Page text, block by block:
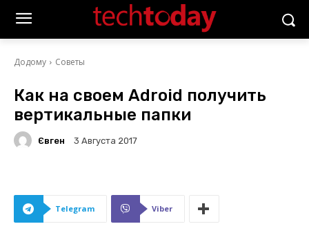
Додому Советы
Как на своем Adroid получить
вертикальные папки
Євген 3 Августа 2017
Telegram Viber